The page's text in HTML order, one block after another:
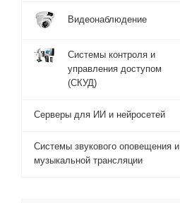
Видеонаблюдение
Системы контроля и
управления доступом
(СКУД)
Серверы для ИИ и нейросетей
Системы звукового оповещения и
музыкальной трансляции